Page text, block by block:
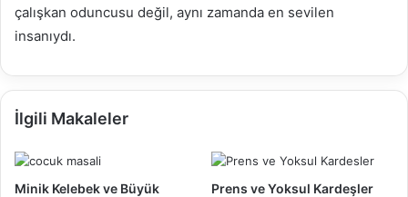
çalışkan oduncusu değil, aynı zamanda en sevilen
insanıydı.
İlgili Makaleler
Minik Kelebek ve Büyük
Prens ve Yoksul Kardeşler